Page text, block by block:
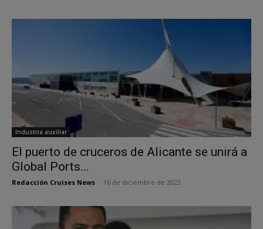
Industria auxiliar
El puerto de cruceros de Alicante se unirá a
Global Ports...
Redacción Cruises News 16 de diciembre de 2022